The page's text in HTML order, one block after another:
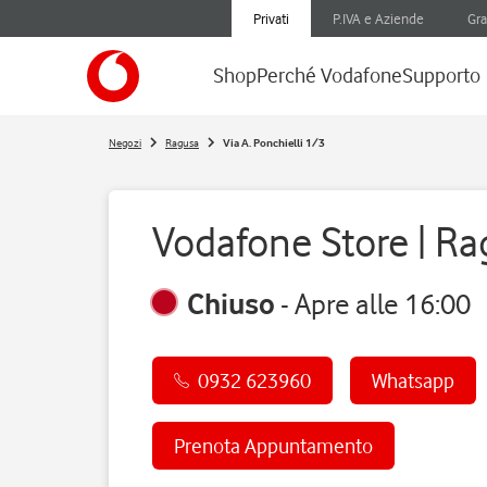
Privati P.IVA e Aziende
ShopPerché VodafoneSupporto
Negozi Ragusa Via A. Ponchielli 1/3
Vodafone Store |
Chiuso - Apre alle 16:00
0932 623960 Whatsapp
Prenota Appuntamento